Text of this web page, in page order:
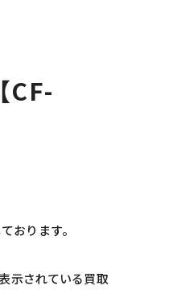
おります。
示されている買取